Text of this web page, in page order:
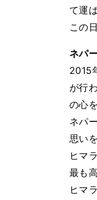
て運
この
ネパ
2015
が行
の心
ネパ
思い
ヒマ
最も
ヒマ